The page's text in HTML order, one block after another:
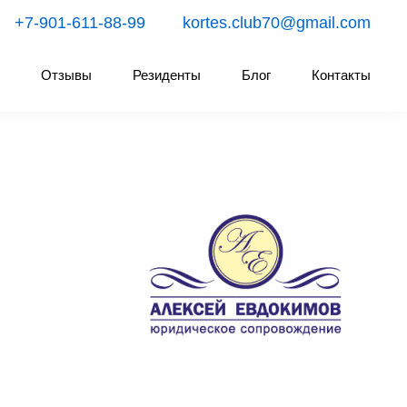
+7-901-611-88-99 kortes.club70@gmail.com
Отзывы Резиденты Блог Контакты